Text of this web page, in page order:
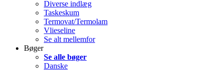
Diverse indlæg
Taskeskum
Termovat/Termolam
Vlieseline
Se alt mellemfor
Bøger
Se alle bøger
Danske